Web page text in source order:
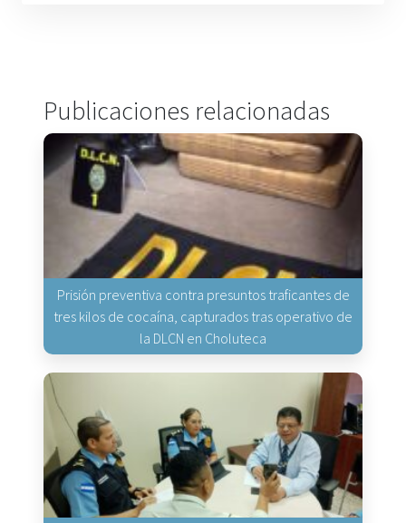
Publicaciones relacionadas
Prisión preventiva contra presuntos traficantes de
tres kilos de cocaína, capturados tras operativo de
la DLCN en Choluteca